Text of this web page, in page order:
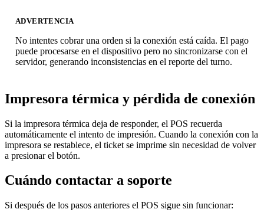
ADVERTENCIA
No intentes cobrar una orden si la conexión está caída. El pago
puede procesarse en el dispositivo pero no sincronizarse con el
servidor, generando inconsistencias en el reporte del turno.
Impresora térmica y pérdida de conexión
Si la impresora térmica deja de responder, el POS recuerda
automáticamente el intento de impresión. Cuando la conexión con la
impresora se restablece, el ticket se imprime sin necesidad de volver
a presionar el botón.
Cuándo contactar a soporte
Si después de los pasos anteriores el POS sigue sin funcionar: